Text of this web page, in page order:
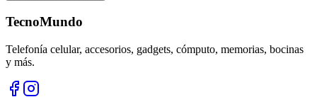
TecnoMundo
Telefonía celular, accesorios, gadgets, cómputo, memorias, bocinas
y más.